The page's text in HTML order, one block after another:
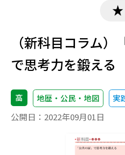
（新科目コラム）
で思考力を鍛える
高 地歴・公民・地図 実
公開日： 2022年09月01日